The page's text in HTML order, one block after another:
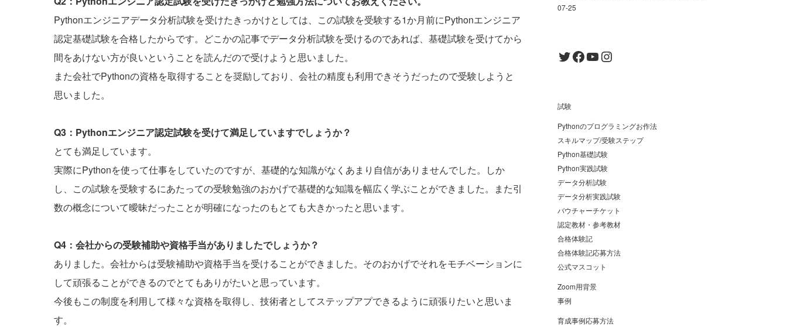
Pythonエンジニアデータ分析試験を受けたきっかけとしては、この試験を受験する1か月前にPythonエンジニア
認定基礎試験を合格したからです。どこかの記事でデータ分析試験を受けるのであれば、基礎試験を受けてから
間をあけない方が良いということを読んだので受けようと思いました。
また会社でPythonの資格を取得することを奨励しており、会社の精度も利用できそうだったので受験しようと
思いました。
Q3：Pythonエンジニア認定試験を受けて満足していますでしょうか？
とても満足しています。
実際にPythonを使って仕事をしていたのですが、基礎的な知識がなくあまり自信がありませんでした。しか
し、この試験を受験するにあたっての受験勉強のおかげで基礎的な知識を幅広く学ぶことができました。また引
数の概念について曖昧だったことが明確になったのもとても大きかったと思います。
Q4：会社からの受験補助や資格手当がありましたでしょうか？
ありました。会社からは受験補助や資格手当を受けることができました。そのおかげでそれをモチベーションに
して頑張ることができるのでとてもありがたいと思っています。
今後もこの制度を利用して様々な資格を取得し、技術者としてステップアプできるように頑張りたいと思いま
す。
07-25
Twitter
Facebook
YouTube
Instagram
試験
Pythonのプログラミングお作法
スキルマップ/受験ステップ
Python基礎試験
Python実践試験
データ分析試験
データ分析実践試験
バウチャーチケット
認定教材・参考教材
合格体験記
合格体験記応募方法
公式マスコット
Zoom用背景
事例
育成事例応募方法